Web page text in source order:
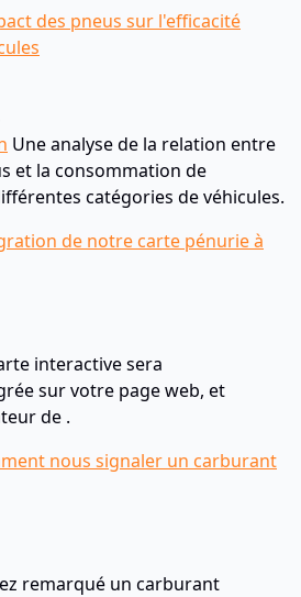
des pneus sur l'efficacité
Une analyse de la relation entre
et la consommation de
catégories de véhicules.
de notre carte pénurie à
interactive sera
sur votre page web, et
de .
nous signaler un carburant
remarqué un carburant